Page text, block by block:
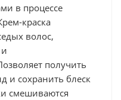
в процессе
краска
волос,
получить
и сохранить блеск
смешиваются